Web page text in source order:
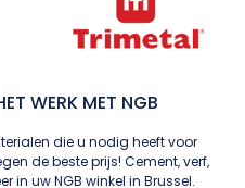
WERK MET NGB
die u nodig heeft voor
de beste prijs! Cement, verf,
in uw NGB winkel in Brussel.